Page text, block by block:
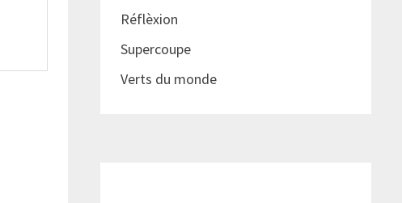
Réflèxion
Supercoupe
Verts du monde